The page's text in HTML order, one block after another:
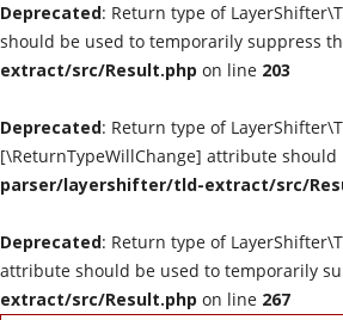
Deprecated: Return type of
should be used to temporarily suppress
extract/src/Result.php on line 203
Deprecated: Return type of
[\ReturnTypeWillChange] attribute
parser/layershifter/tld-extract/src/
Deprecated: Return type of
attribute should be used to temporarily
extract/src/Result.php on line 267